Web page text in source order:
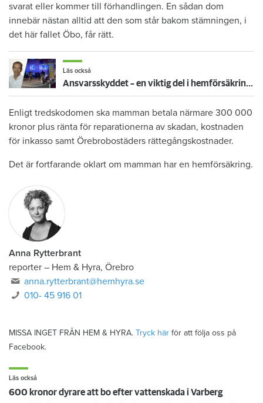
svarat eller kommer till förhandlingen. En sådan dom
innebär nästan alltid att den som står bakom stämningen, i
det här fallet Öbo, får rätt.
Läs också
Ansvarsskyddet – en viktig del i hemförsäkringen
Enligt tredskodomen ska mamman betala närmare 300 000
kronor plus ränta för reparationerna av skadan, kostnaden
för inkasso samt Örebrobostäders rättegångskostnader.
Det är fortfarande oklart om mamman har en hemförsäkring.
Anna Rytterbrant
reporter – Hem & Hyra, Örebro
anna.rytterbrant@hemhyra.se
010- 45 916 01
MISSA INGET FRÅN HEM & HYRA. Tryck här för att följa oss på
Facebook.
Läs också
600 kronor dyrare att bo efter vattenskada i Varberg